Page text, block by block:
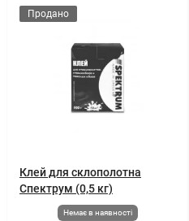
Продано
Клей для склополотна
Спектрум (0,5 кг)
Немає в наявності